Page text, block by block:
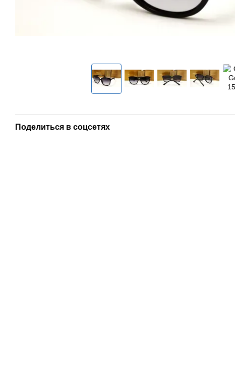
Поделиться в соцсетях